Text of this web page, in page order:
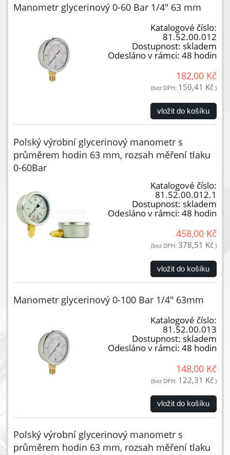
Manometr glycerinový 0-60 Bar 1/4" 63 mm
Katalogové číslo:
81.52.00.012
Dostupnost: skladem
Odesláno v rámci: 48 hodin
182,00 Kč
(bez DPH: 150,41 Kč )
vložit do košíku
Polský výrobní glycerinový manometr s
průměrem hodin 63 mm, rozsah měření tlaku
0-60Bar
Katalogové číslo:
81.52.00.012.1
Dostupnost: skladem
Odesláno v rámci: 48 hodin
458,00 Kč
(bez DPH: 378,51 Kč )
vložit do košíku
Manometr glycerinový 0-100 Bar 1/4" 63mm
Katalogové číslo:
81.52.00.013
Dostupnost: skladem
Odesláno v rámci: 48 hodin
148,00 Kč
(bez DPH: 122,31 Kč )
vložit do košíku
Polský výrobní glycerinový manometr s
průměrem hodin 63 mm, rozsah měření tlaku